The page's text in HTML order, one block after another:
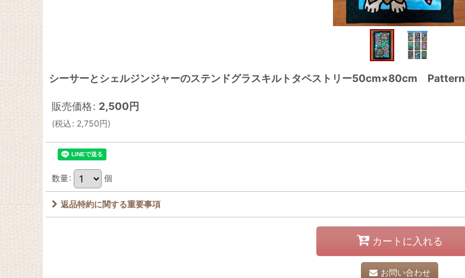
シーサーとシェルジンジャーのステンドグラスキルトタペストリー50cm×80cm Pattern
販売価格: 2,500円
(税込: 2,750円)
数量: 個
返品特約に関する重要事項
カートに入れる
お問い合わせ